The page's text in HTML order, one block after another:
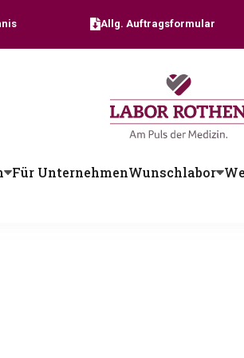
Allg. Auftragsformular
Für UnternehmenWunschlabor